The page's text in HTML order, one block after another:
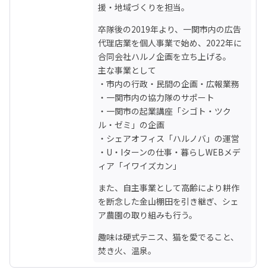
援・地域づくりを担当。
卒隊後の2019年より、一関市内の広告
代理店業を個人事業で始め、2022年に
合同会社ハルノ企画を立ち上げる。
主な事業として
・市内の行政・民間の企画・広報業務
・一関市内の協力隊のサポート
・一関市の起業講座「シゴト・ツク
ル・ゼミ」の企画
・シェアオフィス「ハルノバ」の運営
・U・Iターンの仕事・暮らしWEBメデ
ィア「イワイズカン」
また、自主事業として高齢により耕作
を断念した金山棚田を引き継ぎ、シェ
ア農園の取り組みも行う。
趣味は硬式テニス、猫を愛でること、
焚き火、温泉。